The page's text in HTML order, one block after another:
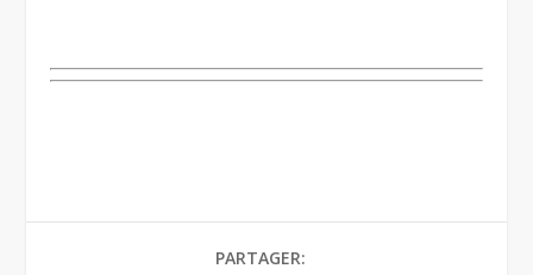
PARTAGER: